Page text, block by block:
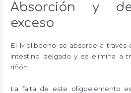
Absorción y
exceso
El Molibdeno se absorbe a través
intestino delgado y se elimina a
riñón.
La falta de este oligoelemento